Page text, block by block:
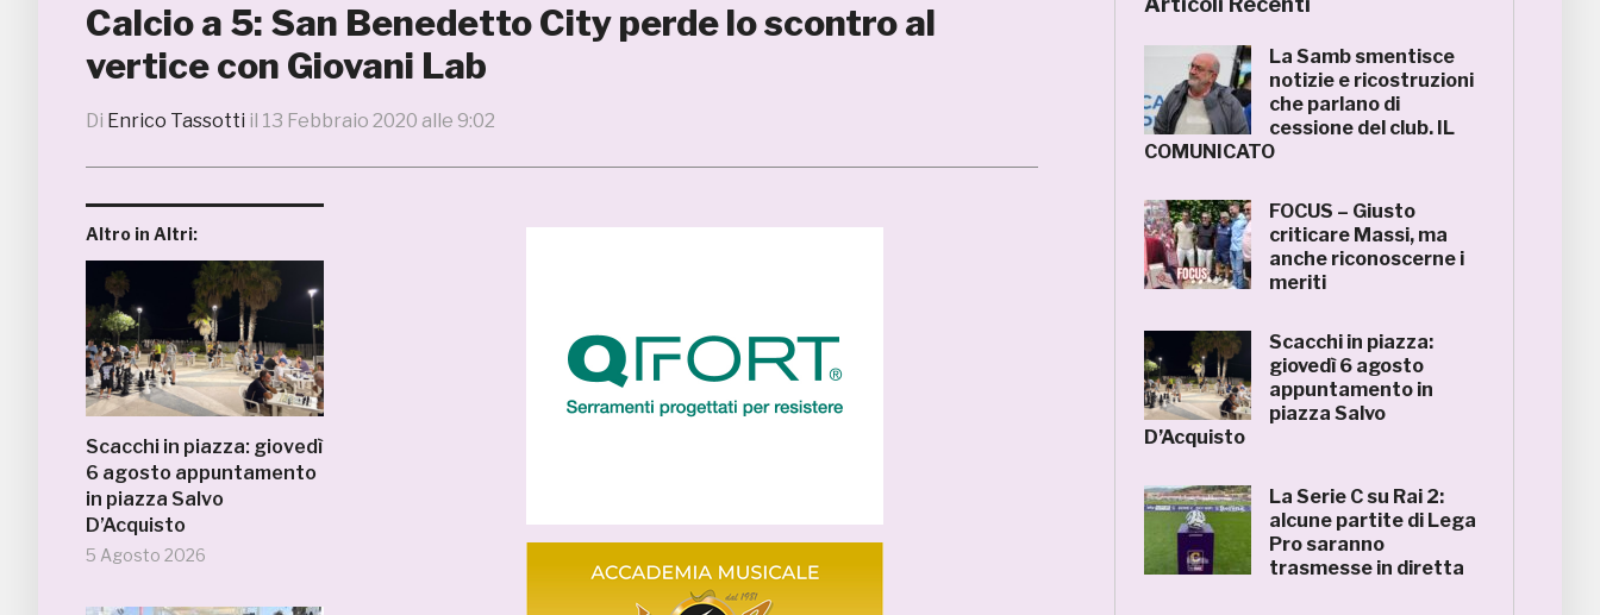
Calcio a 5: San Benedetto City perde lo scontro al
vertice con Giovani Lab
Di Enrico Tassotti il 13 Febbraio 2020 alle 9:02
Altro in Altri:
Scacchi in piazza: giovedì
6 agosto appuntamento
in piazza Salvo
D’Acquisto
5 Agosto 2026
La Samb smentisce
notizie e ricostruzioni
che parlano di
cessione del club. IL
COMUNICATO
FOCUS – Giusto
criticare Massi, ma
anche riconoscerne i
meriti
Scacchi in piazza:
giovedì 6 agosto
appuntamento in
piazza Salvo
D’Acquisto
La Serie C su Rai 2:
alcune partite di Lega
Pro saranno
trasmesse in diretta